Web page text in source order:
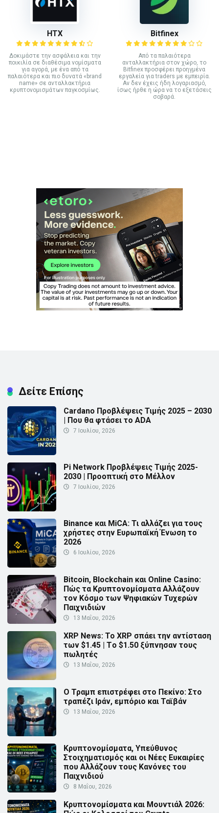
HTX
Δοκιμάστε την ασφάλεια και την
ποικιλία σε διαθέσιμα νομίσματα
για αγορά, με ένα από τα
παλαιότερα και πιο δυνατά «brand
name» σε ανταλλακτήρια
κρυπτονομισμάτων παγκοσμίως.
Bitfinex
Από τα παλαιότερα
ανταλλακτήρια στον χώρο, το
Bitfinex προσφέρει προηγμένα
εργαλεία για traders με εμπειρία.
Αν δεν έχεις ήδη λογαριασμό,
ίσως ήρθε η ώρα να το εξετάσεις
σοβαρά.
Δείτε Επίσης
Cardano Προβλέψεις Τιμής 2025 – 2030
| Που θα φτάσει το ADA
7 Ιουλίου, 2026
Pi Network Προβλέψεις Τιμής 2025-
2030 | Προοπτική στο Μέλλον
7 Ιουλίου, 2026
Binance και MiCA: Τι αλλάζει για τους
χρήστες στην Ευρωπαϊκή Ένωση το
2026
6 Ιουλίου, 2026
Bitcoin, Blockchain και Online Casino:
Πώς τα Κρυπτονομίσματα Αλλάζουν
τον Κόσμο των Ψηφιακών Τυχερών
Παιχνιδιών
13 Μαΐου, 2026
XRP News: Το XRP σπάει την αντίσταση
των $1.45 | Τo $1.50 ξύπνησαν τους
πωλητές
13 Μαΐου, 2026
Ο Τραμπ επιστρέφει στο Πεκίνο: Στο
τραπέζι Ιράν, εμπόριο και Ταϊβάν
13 Μαΐου, 2026
Κρυπτονομίσματα, Υπεύθυνος
Στοιχηματισμός και οι Νέες Ευκαιρίες
που Αλλάζουν τους Κανόνες του
Παιχνιδιού
8 Μαΐου, 2026
Κρυπτονομίσματα και Μουντιάλ 2026: